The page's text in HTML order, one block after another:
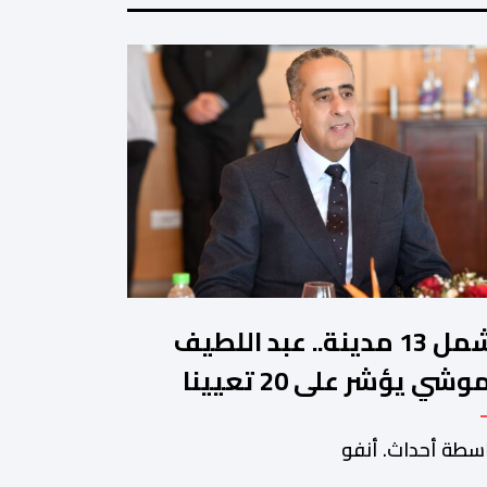
تشمل 13 مدينة.. عبد اللطيف
حموشي يؤشر على 20 تعيينا
في مناصب المسؤولية
الأمن الوطني
أحداث. أنفو